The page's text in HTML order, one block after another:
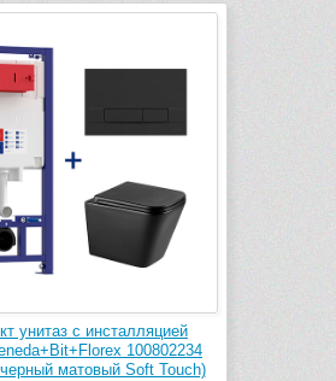
унитаз с инсталляцией
100802234
матовый Soft Touch)